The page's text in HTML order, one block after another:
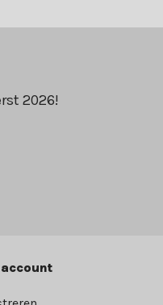
2026!